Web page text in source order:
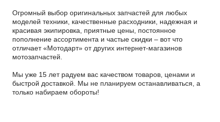
Огромный выбор оригинальных запчастей для любых
моделей техники, качественные расходники, надежная и
красивая экипировка, приятные цены, постоянное
пополнение ассортимента и частые скидки – вот что
отличает «Мотодарт» от других интернет-магазинов
мотозапчастей.
Мы уже 15 лет радуем вас качеством товаров, ценами и
быстрой доставкой. Мы не планируем останавливаться, а
только набираем обороты!